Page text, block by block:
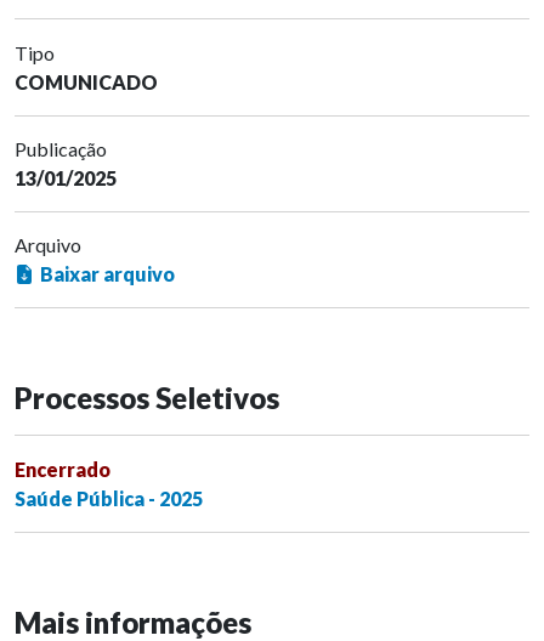
Tipo
COMUNICADO
Publicação
13/01/2025
Arquivo
Baixar arquivo
Processos Seletivos
Encerrado
Saúde Pública - 2025
Mais informações